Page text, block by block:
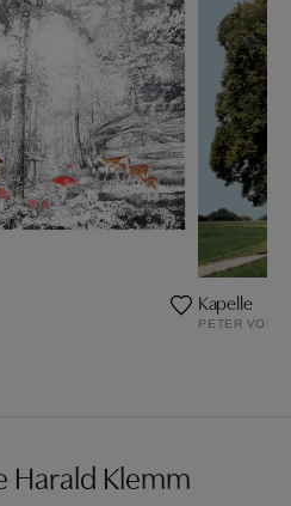
Kapelle
PETER VON
Harald Klemm